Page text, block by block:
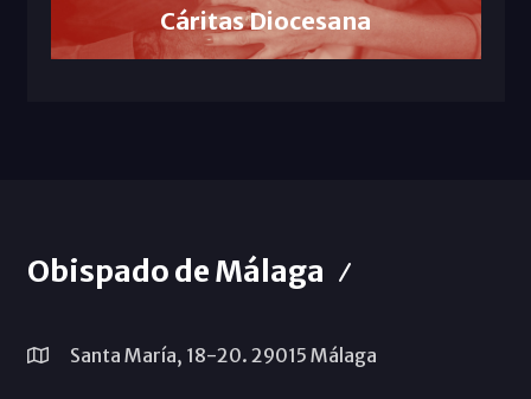
Cáritas Diocesana
Obispado de Málaga
Santa María, 18-20. 29015 Málaga